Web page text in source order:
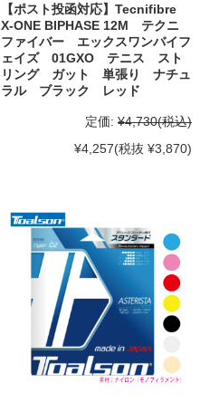
【ポスト投函対応】Tecnifibre
X-ONE BIPHASE 12M テクニ
ファイバー エックスワンバイフ
ェイズ 01GXO テニス スト
リング ガット 単張り ナチュ
ラル ブラック レッド
定価: ¥4,730(税込)
¥4,257(税抜 ¥3,870)